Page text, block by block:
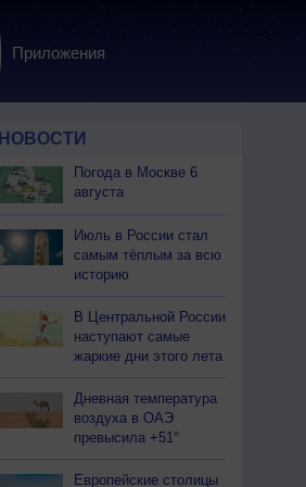
Приложения
НОВОСТИ
Погода в Москве 6
августа
Июль в России стал
самым тёплым за всю
историю
В Центральной России
наступают самые
жаркие дни этого лета
Дневная температура
воздуха в ОАЭ
превысила +51°
Европейские столицы